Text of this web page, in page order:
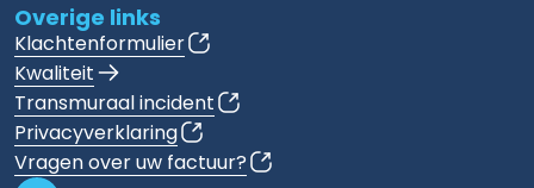
Overige links
Klachtenformulier
Kwaliteit
Transmuraal incident
Privacyverklaring
Vragen over uw factuur?